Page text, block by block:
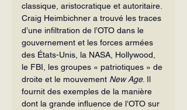
classique, aristocratique et autoritaire.
Craig Heimbichner a trouvé les traces
d’une infiltration de l’OTO dans le
gouvernement et les forces armées
des États-Unis, la NASA, Hollywood,
le FBI, les groupes « patriotiques » de
droite et le mouvement New Age. Il
fournit des exemples de la manière
dont la grande influence de l’OTO sur